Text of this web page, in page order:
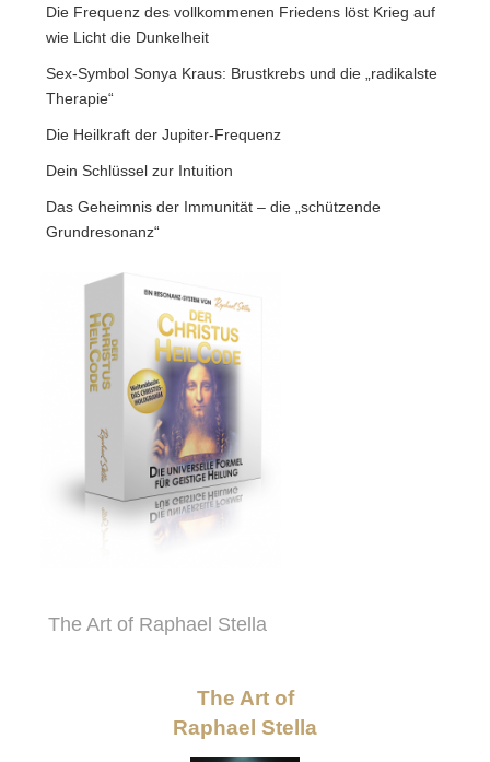
Die Frequenz des vollkommenen Friedens löst Krieg auf
wie Licht die Dunkelheit
Sex-Symbol Sonya Kraus: Brustkrebs und die „radikalste
Therapie“
Die Heilkraft der Jupiter-Frequenz
Dein Schlüssel zur Intuition
Das Geheimnis der Immunität – die „schützende
Grundresonanz“
The Art of Raphael Stella
The Art of
Raphael Stella